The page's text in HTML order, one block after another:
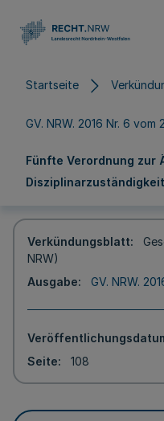
Startseite
GV. NRW. 2016 Nr. 6 vom
Fünfte Verordnung zur
Verkündungsblatt
NRW)
Ausgabe
GV. NRW.
Seite
108